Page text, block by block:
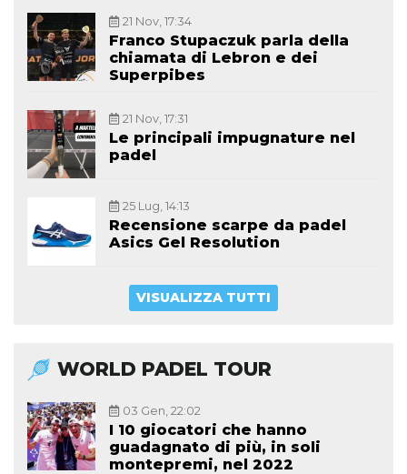
21 Nov, 17:34
Franco Stupaczuk parla della
chiamata di Lebron e dei
Superpibes
21 Nov, 17:31
Le principali impugnature nel
padel
25 Lug, 14:13
Recensione scarpe da padel
Asics Gel Resolution
VISUALIZZA TUTTI
WORLD PADEL TOUR
03 Gen, 22:02
I 10 giocatori che hanno
guadagnato di più, in soli
montepremi, nel 2022